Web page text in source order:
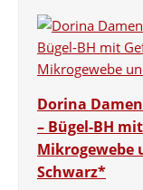
Dorina
– Bügel-BH
Mikrogewebe
Schwarz*